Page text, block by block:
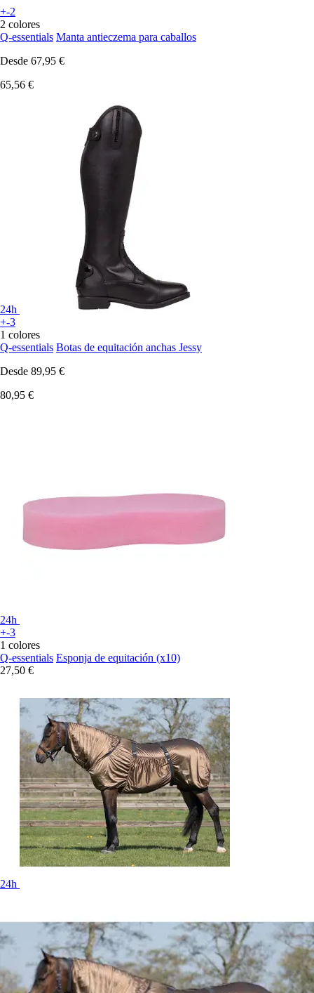
+-2
2 colores
Q-essentials Manta antieczema para caballos
Desde 67,95 €
65,56 €
24h
+-3
1 colores
Q-essentials Botas de equitación anchas Jessy
Desde 89,95 €
80,95 €
24h
+-3
1 colores
Q-essentials Esponja de equitación (x10)
27,50 €
24h